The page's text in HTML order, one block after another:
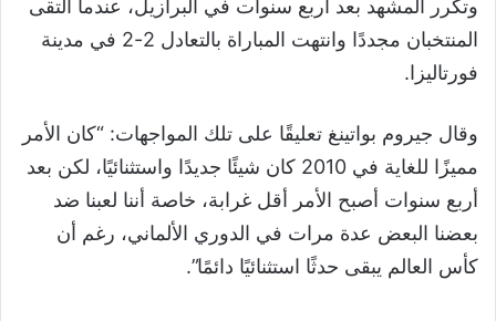
وتكرر المشهد بعد أربع سنوات في البرازيل، عندما التقى
المنتخبان مجددًا وانتهت المباراة بالتعادل 2-2 في مدينة
فورتاليزا.
وقال جيروم بواتينغ تعليقًا على تلك المواجهات: “كان الأمر
مميزًا للغاية في 2010 كان شيئًا جديدًا واستثنائيًا، لكن بعد
أربع سنوات أصبح الأمر أقل غرابة، خاصة أننا لعبنا ضد
بعضنا البعض عدة مرات في الدوري الألماني، رغم أن
كأس العالم يبقى حدثًا استثنائيًا دائمًا”.